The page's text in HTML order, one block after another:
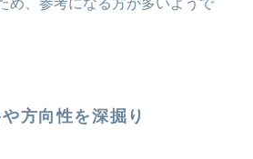
方向性を深掘り